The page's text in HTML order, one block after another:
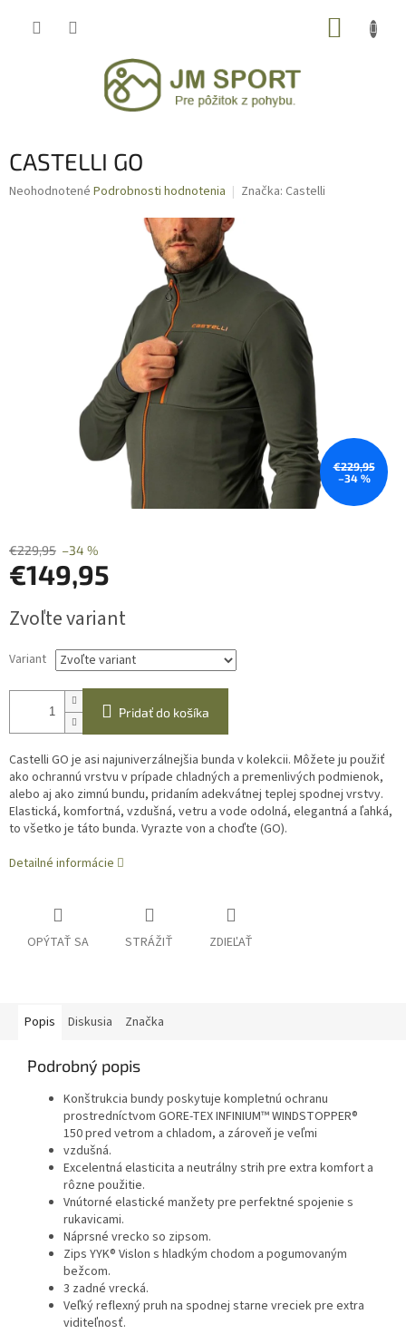
CASTELLI GO
Priemerné
Neohodnotené Podrobnosti hodnotenia Značka: Castelli
€229,95
–34 %
€229,95 –34 %
€149,95
cena:
Zvoľte variant
Variant
Pridať do košíka
Castelli GO je asi najuniverzálnejšia bunda v kolekcii. Môžete ju použiť
ako ochrannú vrstvu v prípade chladných a premenlivých podmienok,
alebo aj ako zimnú bundu, pridaním adekvátnej teplej spodnej vrstvy.
Elastická, komfortná, vzdušná, vetru a vode odolná, elegantná a ľahká,
to všetko je táto bunda. Vyrazte von a choďte (GO).
Detailné informácie
OPÝTAŤ SA STRÁŽIŤ ZDIEĽAŤ
Popis Diskusia Značka
Podrobný popis
Konštrukcia bundy poskytuje kompletnú ochranu
prostredníctvom GORE-TEX INFINIUM™ WINDSTOPPER®
150 pred vetrom a chladom, a zároveň je veľmi
vzdušná.
Excelentná elasticita a neutrálny strih pre extra komfort a
rôzne použitie.
Vnútorné elastické manžety pre perfektné spojenie s
rukavicami.
Náprsné vrecko so zipsom.
Zips YYK® Vislon s hladkým chodom a pogumovaným
bežcom.
3 zadné vrecká.
Veľký reflexný pruh na spodnej starne vreciek pre extra
viditeľnosť.